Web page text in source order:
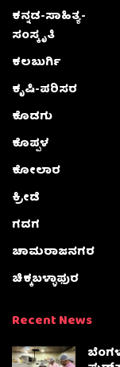
ಕನ್ನಡ-ಸಾಹಿತ್ಯ-
ಸಂಸ್ಕೃತಿ
ಕಲಬುರ್ಗಿ
ಕೃಷಿ-ಪರಿಸರ
ಕೊಡಗು
ಕೊಪ್ಪಳ
ಕೋಲಾರ
ಕ್ರೀಡೆ
ಗದಗ
ಚಾಮರಾಜನಗರ
ಚಿಕ್ಕಬಳ್ಳಾಫುರ
Recent News